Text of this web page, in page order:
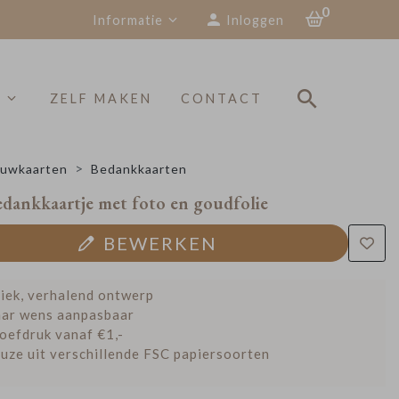
Informatie Inloggen
0
ZELF MAKEN CONTACT
Bedankkaarten
met foto en goudfolie
BEWERKEN
verhalend ontwerp
wens aanpasbaar
vanaf €1,-
uit verschillende FSC papiersoorten